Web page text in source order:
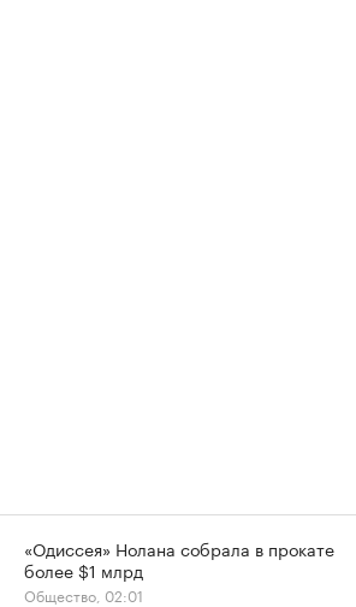
«Одиссея» Нолана собрала в прокате
более $1 млрд
Общество, 02:01